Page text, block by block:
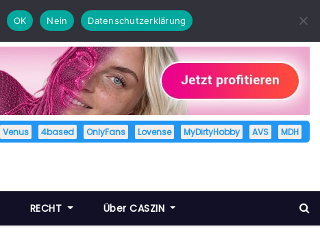
Venus 4based OnlyFans Lovense MyDirtyHobby AVS MDH
RECHT Über CASZIN
OK Nein Datenschutzerklärung